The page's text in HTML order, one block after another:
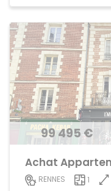
99 495 €
RENNES 1